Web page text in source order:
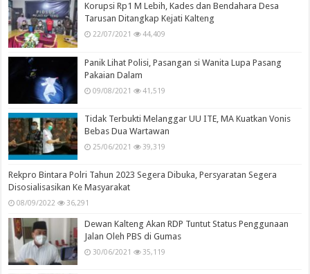
Korupsi Rp1 M Lebih, Kades dan Bendahara Desa
Tarusan Ditangkap Kejati Kalteng
22/07/2021 44,409
Panik Lihat Polisi, Pasangan si Wanita Lupa Pasang
Pakaian Dalam
09/08/2021 41,519
Tidak Terbukti Melanggar UU ITE, MA Kuatkan Vonis
Bebas Dua Wartawan
25/06/2021 39,319
Rekpro Bintara Polri Tahun 2023 Segera Dibuka, Persyaratan Segera
Disosialisasikan Ke Masyarakat
08/09/2022 36,291
Dewan Kalteng Akan RDP Tuntut Status Penggunaan
Jalan Oleh PBS di Gumas
30/06/2021 35,119